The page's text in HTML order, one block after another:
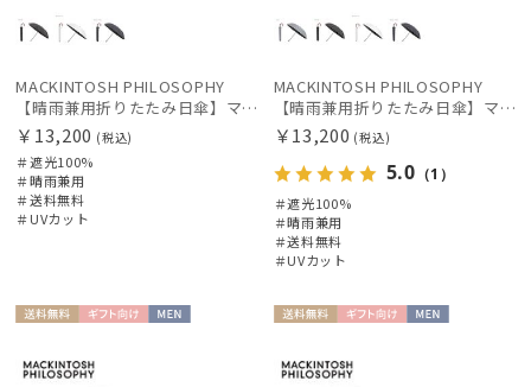
MACKINTOSH PHILOSOPHY
【晴雨兼用折りたたみ日傘】マッキントッシュ フィロソフィー（MACKINTOSH PHILOSOPHY）コーギー 遮光100 UV100 遮熱
￥13,200 (税込)
＃遮光100%
＃晴雨兼用
＃送料無料
＃UVカット
MACKINTOSH PHILOSOPHY
【晴雨兼用折りたたみ日傘】マッキントッシュ フィロソフィー（MACKINTOSH PHILOSOPHY）アンブレラ 遮光100 UV100 遮熱
￥13,200 (税込)
5.0 （1）
＃遮光100%
＃晴雨兼用
＃送料無料
＃UVカット
料
向け
料
向け